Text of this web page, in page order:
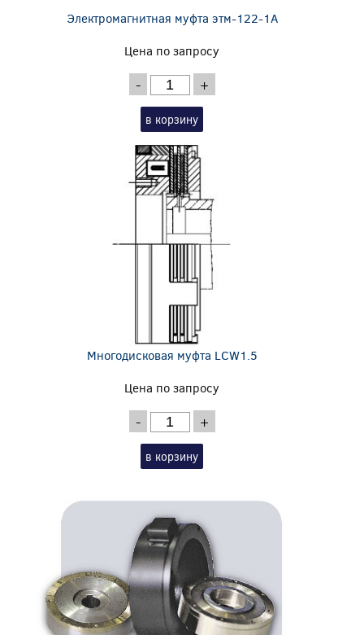
Электромагнитная муфта этм-122-1А
Цена по запросу
- +
в корзину
Многодисковая муфта LCW1.5
Цена по запросу
- +
в корзину